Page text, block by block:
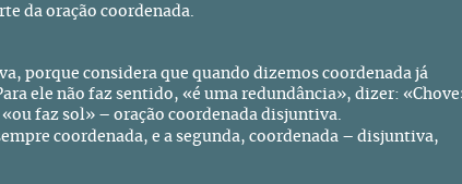
da oração coordenada.
porque considera que quando dizemos coordenada já
ele não faz sentido, «é uma redundância», dizer:
faz sol» – oração coordenada disjuntiva.
coordenada, e a segunda, coordenada – disjuntiva,